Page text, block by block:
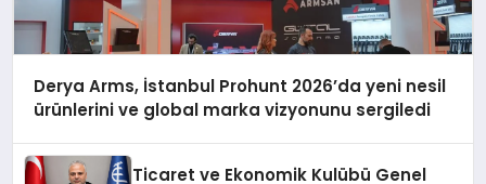
Derya Arms, İstanbul Prohunt 2026’da yeni nesil
ürünlerini ve global marka vizyonunu sergiledi
Ticaret ve Ekonomik Kulübü Genel